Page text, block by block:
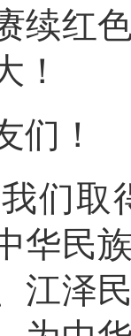
续红
！
！
取
华民
江泽